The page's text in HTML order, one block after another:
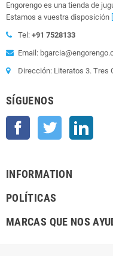
Engorengo es una tienda de
Estamos a vuestra disposición
Tel: +91 7528133
Email:
Dirección: Literatos 3. Tres
SÍGUENOS
Facebook Twitter
INFORMATION
POLÍTICAS
MARCAS QUE NOS